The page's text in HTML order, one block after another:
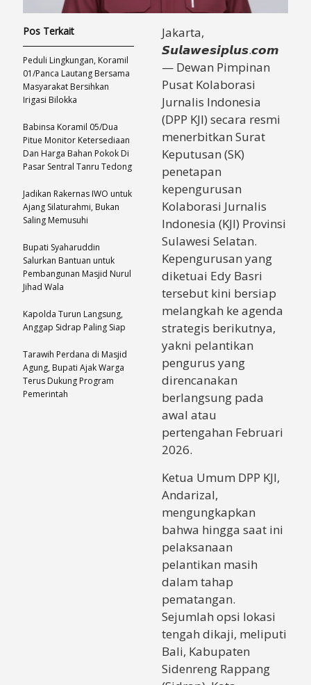
Jakarta,
𝙎𝙪𝙡𝙖𝙬𝙚𝙨𝙞𝙥𝙡𝙪𝙨.𝙘𝙤𝙢
— Dewan Pimpinan
Pusat Kolaborasi
Jurnalis Indonesia
(DPP KJI) secara resmi
menerbitkan Surat
Keputusan (SK)
penetapan
kepengurusan
Kolaborasi Jurnalis
Indonesia (KJI) Provinsi
Sulawesi Selatan.
Kepengurusan yang
diketuai Edy Basri
tersebut kini bersiap
melangkah ke agenda
strategis berikutnya,
yakni pelantikan
pengurus yang
direncanakan
berlangsung pada
awal atau
pertengahan Februari
2026.
Ketua Umum DPP KJI,
Andarizal,
mengungkapkan
bahwa hingga saat ini
pelaksanaan
pelantikan masih
dalam tahap
pematangan.
Sejumlah opsi lokasi
tengah dikaji, meliputi
Bali, Kabupaten
Sidenreng Rappang
Pos Terkait
Peduli Lingkungan, Koramil
01/Panca Lautang Bersama
Masyarakat Bersihkan
Irigasi Bilokka
Babinsa Koramil 05/Dua
Pitue Monitor Ketersediaan
Dan Harga Bahan Pokok Di
Pasar Sentral Tanru Tedong
Jadikan Rakernas IWO untuk
Ajang Silaturahmi, Bukan
Saling Memusuhi
Bupati Syaharuddin
Salurkan Bantuan untuk
Pembangunan Masjid Nurul
Jihad Wala
Kapolda Turun Langsung,
Anggap Sidrap Paling Siap
Tarawih Perdana di Masjid
Agung, Bupati Ajak Warga
Terus Dukung Program
Pemerintah